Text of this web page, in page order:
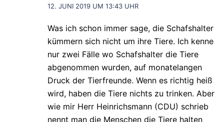
12. JUNI 2019 UM 13:43 UHR
Was ich schon immer sage, die Schafshalter
kümmern sich nicht um ihre Tiere. Ich kenne
nur zwei Fälle wo Schafshalter die Tiere
abgenommen wurden, auf monatelangen
Druck der Tierfreunde. Wenn es richtig heiß
wird, haben die Tiere nichts zu trinken. Aber
wie mir Herr Heinrichsmann (CDU) schrieb
nennt man die Menschen die Tiere halten